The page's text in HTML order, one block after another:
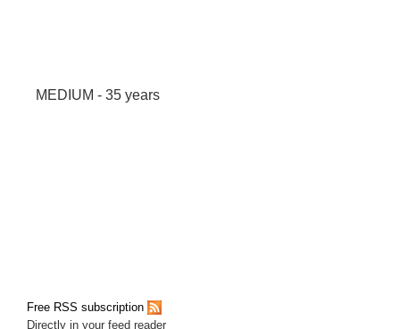
MEDIUM - 35 years
Free RSS subscription
Directly in your feed reader